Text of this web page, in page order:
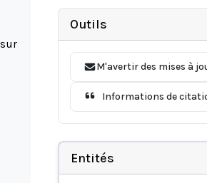
Outils
M'avertir des mises à
Informations de
Entités